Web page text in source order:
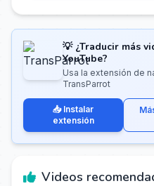
💡 ¿Traducir más
YouTube?
Usa la extensión de
TransParrot
📥 Instalar
extensión
Videos